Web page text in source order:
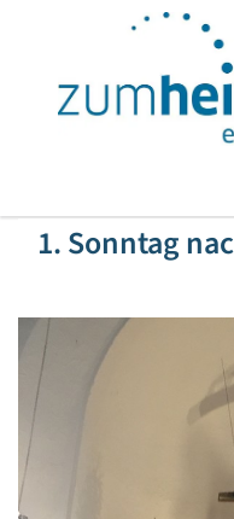
1. Sonntag